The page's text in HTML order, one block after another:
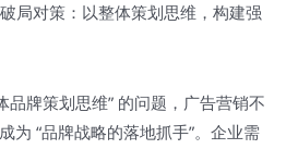
局对策：以整体策划思维，构建强
品牌策划思维” 的问题，广告营销不
为 “品牌战略的落地抓手”。企业需